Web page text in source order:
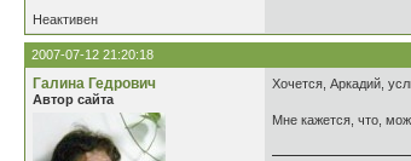
Неактивен
2007-07-12 21:20:18
Галина Гедрович
Автор сайта
Хочется, Аркадий,
Мне кажется, что,